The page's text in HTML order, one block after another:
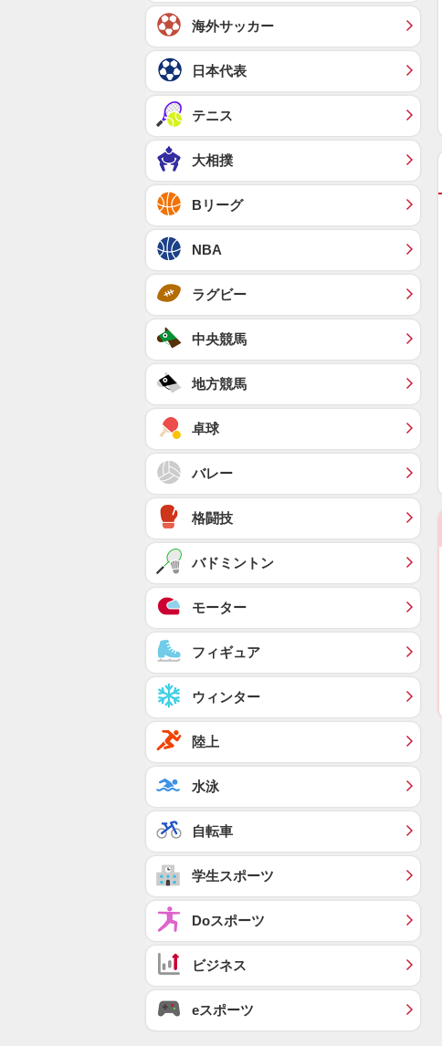
海外サッカー
日本代表
テニス
大相撲
Bリーグ
NBA
ラグビー
中央競馬
地方競馬
卓球
バレー
格闘技
バドミントン
モーター
フィギュア
ウィンター
陸上
水泳
自転車
学生スポーツ
Doスポーツ
ビジネス
eスポーツ